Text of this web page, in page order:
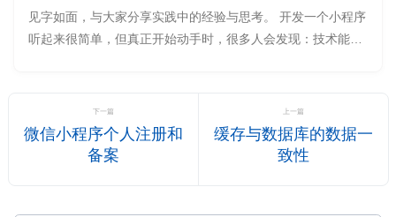
见字如面，与大家分享实践中的经验与思考。 开发一个小程序
听起来很简单，但真正开始动手时，很多人会发现：技术能搞
程序时，不会因为资质问
下一篇
微信小程序个人注册和
备案
上一篇
缓存与数据库的数据一
致性